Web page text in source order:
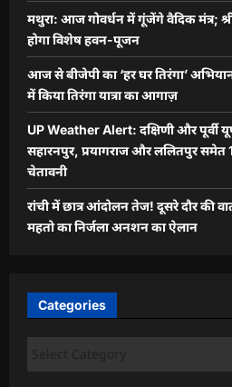
मथुरा: आज गोवर्धन में गूंजेंगे वैदिक मंत्र;
होगा विशेष हवन-पूजन
आज से बीजेपी का ‘हर घर तिरंगा’
में किया तिरंगा यात्रा का आगाज़
UP Weather Alert: दक्षिणी और पूर्वी
सहारनपुर, प्रयागराज और ललितपुर समेत
चेतावनी
रांची में छात्र आंदोलन तेज! दूसरे दौर की
महतो का निर्जला अनशन का ऐलान
Categories